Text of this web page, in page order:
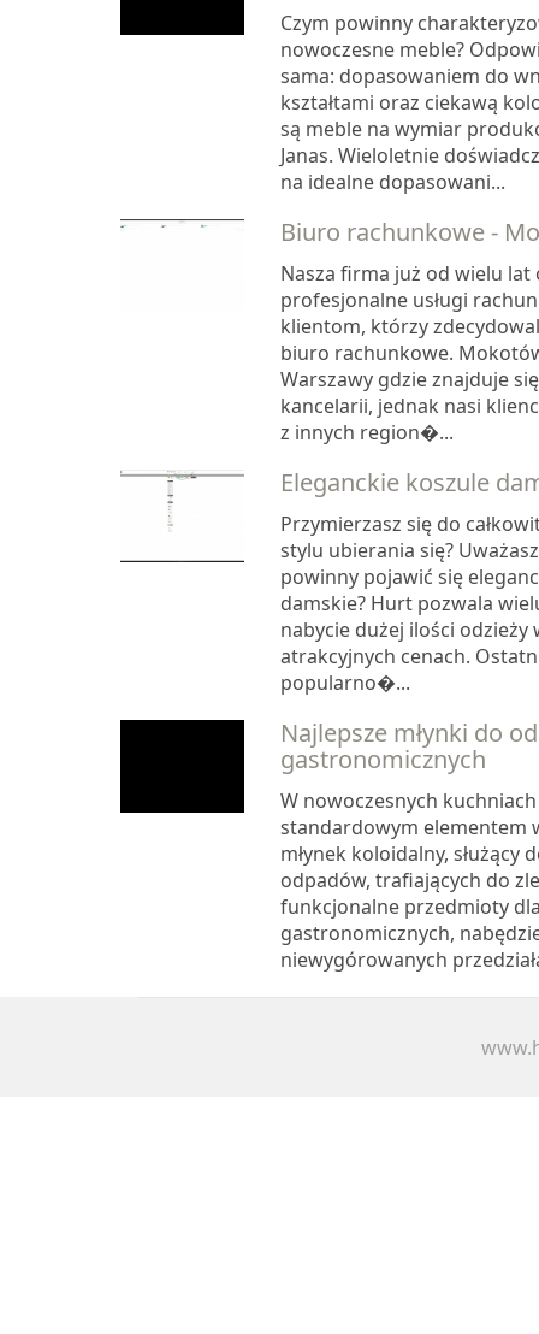
Czym powinny
nowoczesne meble?
sama: dopasowaniem do
kształtami oraz ciekawą
są meble na wymiar
Janas. Wieloletnie
na idealne dopasowani...
Biuro rachunkowe -
Nasza firma już od wielu lat
profesjonalne usługi
klientom, którzy
biuro rachunkowe.
Warszawy gdzie znajduje
kancelarii, jednak nasi
z innych region�...
Eleganckie koszule
Przymierzasz się do
stylu ubierania się?
powinny pojawić się
damskie? Hurt pozwala
nabycie dużej ilości odzieży
atrakcyjnych cenach.
popularno�...
Najlepsze młynki do
gastronomicznych
W nowoczesnych
standardowym elementem
młynek koloidalny, służący
odpadów, trafiających do
funkcjonalne przedmioty
gastronomicznych,
niewygórowanych